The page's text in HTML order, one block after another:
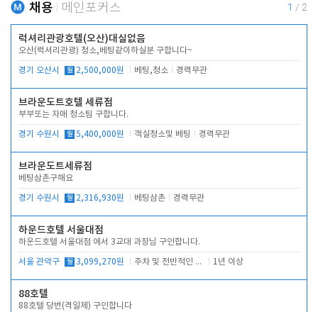
채용 메인포커스 1 / 2
럭셔리관광호텔(오산)대실없음
오산(럭셔리관광) 청소,베팅같이하실분 구합니다~
경기 오산시 월 2,500,000원 베팅,청소 경력무관
브라운도트호텔 세류점
부부또는 자매 청소팀 구합니다.
경기 수원시 월 5,400,000원 객실청소및 베팅 경력무관
브라운도트세류점
베팅삼촌구해요
경기 수원시 월 2,316,930원 베팅삼촌 경력무관
하운드호텔 서울대점
하운드호텔 서울대점 에서 3교대 과장님 구인합니다.
서울 관악구 월 3,099,270원 주차 및 전반적인 당번업무 1년 이상
88호텔
88호텔 당번(격일제) 구인합니다